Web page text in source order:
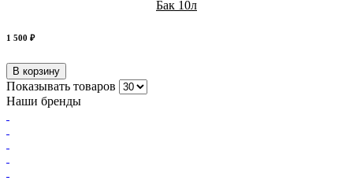
Бак 10л
1 500 ₽
В корзину
Показывать товаров
Наши бренды